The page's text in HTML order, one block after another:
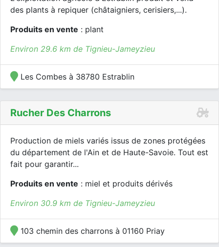
des plants à repiquer (châtaigniers, cerisiers,...).
Produits en vente : plant
Environ 29.6 km de Tignieu-Jameyzieu
Les Combes à 38780 Estrablin
Rucher Des Charrons
Production de miels variés issus de zones protégées
du département de l'Ain et de Haute-Savoie. Tout est
fait pour garantir...
Produits en vente : miel et produits dérivés
Environ 30.9 km de Tignieu-Jameyzieu
103 chemin des charrons à 01160 Priay